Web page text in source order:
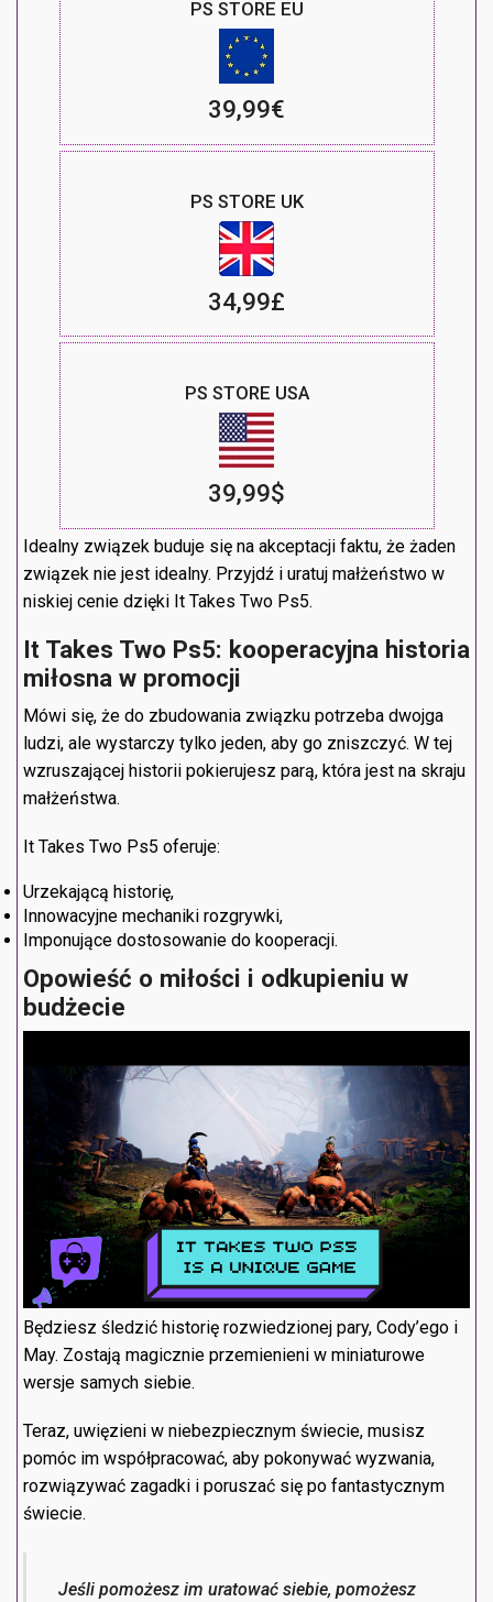
PS STORE EU
39,99€
PS STORE UK
34,99£
PS STORE USA
39,99$
Idealny związek buduje się na akceptacji faktu, że żaden
związek nie jest idealny. Przyjdź i uratuj małżeństwo w
niskiej cenie dzięki It Takes Two Ps5.
It Takes Two Ps5: kooperacyjna historia
miłosna w promocji
Mówi się, że do zbudowania związku potrzeba dwojga
ludzi, ale wystarczy tylko jeden, aby go zniszczyć. W tej
wzruszającej historii pokierujesz parą, która jest na skraju
małżeństwa.
It Takes Two Ps5 oferuje:
Urzekającą historię,
Innowacyjne mechaniki rozgrywki,
Imponujące dostosowanie do kooperacji.
Opowieść o miłości i odkupieniu w
budżecie
Będziesz śledzić historię rozwiedzionej pary, Cody’ego i
May. Zostają magicznie przemienieni w miniaturowe
wersje samych siebie.
Teraz, uwięzieni w niebezpiecznym świecie, musisz
pomóc im współpracować, aby pokonywać wyzwania,
rozwiązywać zagadki i poruszać się po fantastycznym
świecie.
Jeśli pomożesz im uratować siebie, pomożesz